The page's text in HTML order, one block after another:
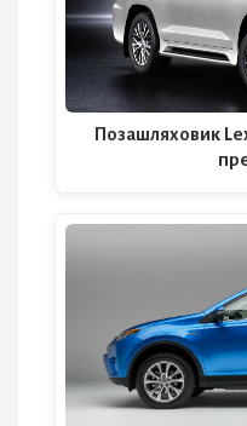
Позашляховик